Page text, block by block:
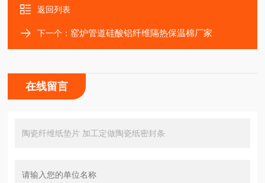
返回列表
下一个：窑炉管道硅酸铝纤维隔热保温棉厂家
在线留言